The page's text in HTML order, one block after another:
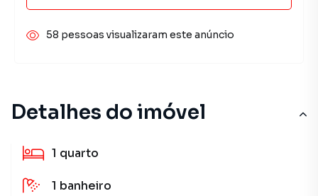
Detalhes do imóvel
1 quarto
1 banheiro
58 pessoas visualizaram este anúncio